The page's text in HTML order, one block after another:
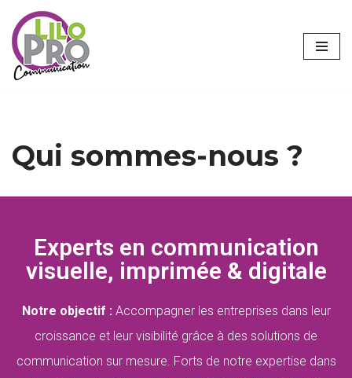
Aller
au
contenu
Qui sommes-nous ?
Experts en communication
visuelle, imprimée & digitale
Notre objectif :Accompagner les entreprises dans leur
croissance et leur visibilité grâce à des solutions de
communication sur mesure. Forts de notre expertise dans